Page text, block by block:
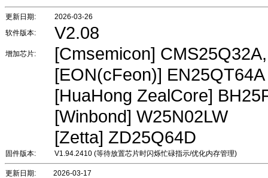
更新日期:
2026-03-26
软件版本:
V2.08
增加芯片:
[Cmsemicon]
[EON(cFeon)] EN25QT64A
[HuaHong ZealCore]
[Winbond] W25N02LW
[Zetta] ZD25Q64D
固件版本: V1.94.2410 (等待放置芯片时闪烁忙碌指示/优化内存管理)
更新日期:
2026-03-17